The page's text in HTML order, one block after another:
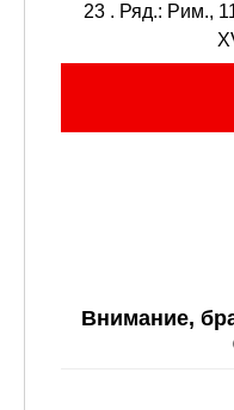
23 . Ряд.: Рим.,
Внимание,